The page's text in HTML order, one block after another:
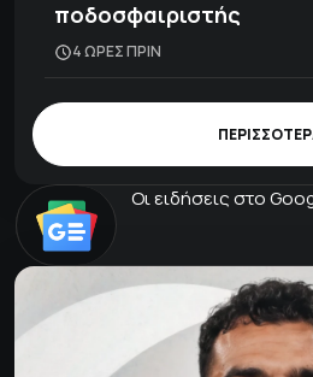
ποδοσφαιριστής
4 ΩΡΕΣ ΠΡΙΝ
Οι ειδήσεις στο